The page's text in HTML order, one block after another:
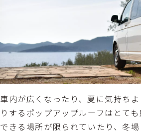
車内が広くなったり、夏に気持ち
りするポップアップルーフはとて
できる場所が限られていたり、冬